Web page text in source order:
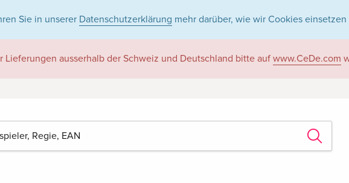
Sie in unserer Datenschutzerklärung mehr darüber, wie wir Cookies
Lieferungen ausserhalb der Schweiz und Deutschland bitte auf www.CeDe.com